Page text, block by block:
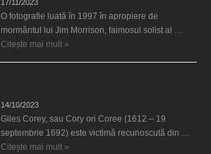
17/11/2023
O fotografie luată în 1997 în apropiere de
mormântul lui Jim Morrison, faimosul solist al …
Citește mai mult »
14/10/2023
Giles Corey, sau Cory ori Coree (1612 – 19
septembrie 1692) este victimă recunoscută din …
Citește mai mult »